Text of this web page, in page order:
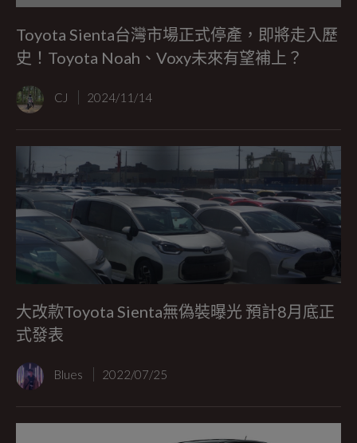
Toyota Sienta台灣市場正式停產，即將走入歷
史！Toyota Noah、Voxy未來有望補上？
CJ 2024/11/14
大改款Toyota Sienta無偽裝曝光 預計8月底正
式發表
Blues 2022/07/25